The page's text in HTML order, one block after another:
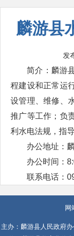
麟游县
发
简介：麟游
程建设和正常运
设管理、维修、
推广等工作；负
利水电法规，指
办公地址：
办公时间：
联系电话：
网
主办：麟游县人民政府